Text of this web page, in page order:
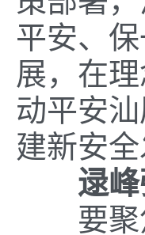
平安、
展， 在
动平安
建新安全
逯峰
要